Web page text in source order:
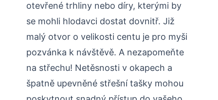
otevřené trhliny nebo díry, kterými by
⁢se mohli‍ hlodavci dostat ‍dovnitř. Již
malý ‌otvor⁣ o velikosti centu je pro myši
pozvánka k ‌návštěvě. A nezapomeňte
na střechu! Netěsnosti v okapech a
špatně upevněné střešní tašky mohou